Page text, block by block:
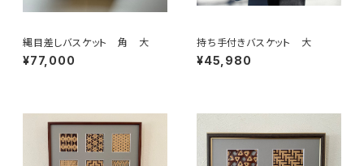
縄目差しバスケット 角 大
¥77,000
持ち手付きバスケット 大
¥45,980